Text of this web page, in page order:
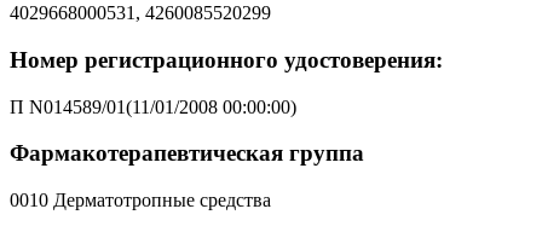
4029668000531, 4260085520299
Номер регистрационного удостоверения:
П N014589/01(11/01/2008 00:00:00)
Фармакотерапевтическая группа
0010 Дерматотропные средства